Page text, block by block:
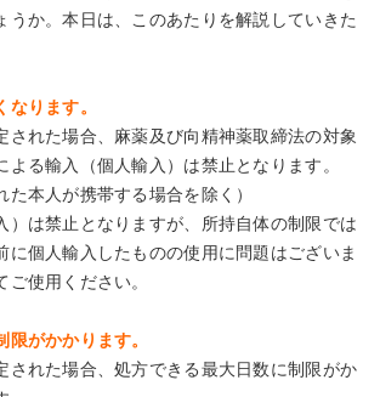
うか。本日は、このあたりを解説していきた
ります。
された場合、麻薬及び向精神薬取締法の対象
よる輸入（個人輸入）は禁止となります。
た本人が携帯する場合を除く）
）は禁止となりますが、所持自体の制限では
に個人輸入したものの使用に問題はございま
使用ください。
がかかります。
された場合、処方できる最大日数に制限がか